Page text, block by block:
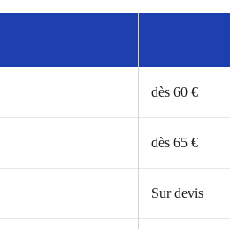
dès 60 €
dès 65 €
Sur devis